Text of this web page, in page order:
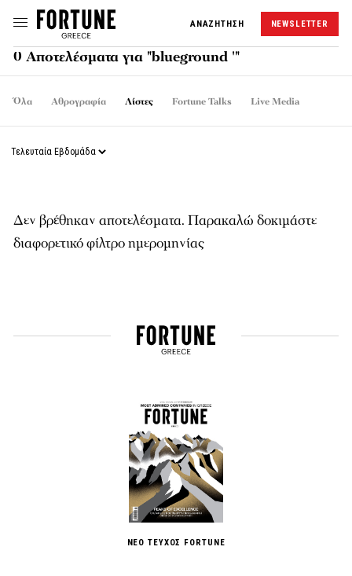
ΑΝΑΖΗΤΗΣΗ NEWSLETTER
0 Αποτελέσματα για "blueground '"
Όλα Αθρογραφία Λίστες Fortune Talks Live Media
Δεν βρέθηκαν αποτελέσματα. Παρακαλώ δοκιμάστε
διαφορετικό φίλτρο ημερομηνίας
ΝΕΟ ΤΕΥΧΟΣ FORTUNE